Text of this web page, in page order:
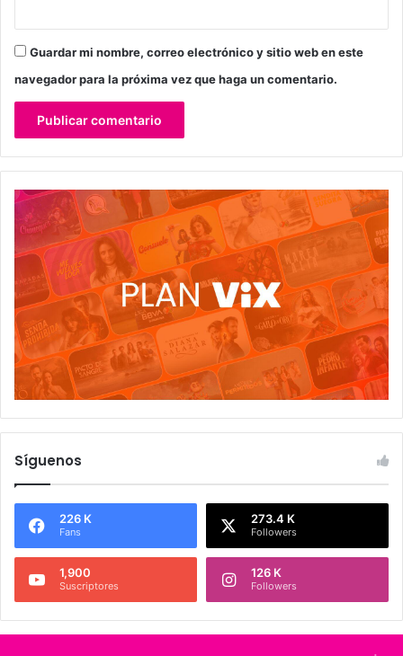
Guardar mi nombre, correo electrónico y sitio web en este
navegador para la próxima vez que haga un comentario.
Síguenos
226 K
Fans
273.4 K
Followers